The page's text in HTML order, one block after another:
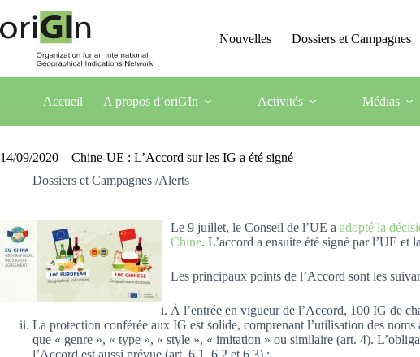
Nouvelles Dossiers et Campagnes
Accueil A propos d’oriGIn Activités Médias
14/09/2020 – Chine-UE : L’Accord sur les IG a été signé
Dossiers et Campagnes /Alerts
Le 9 juillet, le Conseil de l’UE a adopté la
Chine. L’accord a ensuite été signé par l’UE et
Les principaux points de l’Accord sont les
À l’entrée en vigueur de l’Accord, 100 IG de
La protection conférée aux IG est solide, comprenant l’utilisation des
que « genre », « type », « style », « imitation » ou similaire (art. 4).
l’Accord est aussi prévue (art. 6.1, 6.2 et 6.3) ;